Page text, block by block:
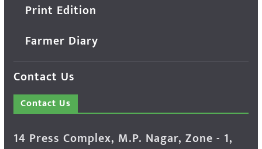
Print Edition
Farmer Diary
Contact Us
Contact Us
14 Press Complex, M.P. Nagar, Zone - 1,